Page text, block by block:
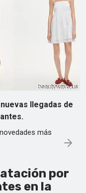
llegadas de
más
por
en la